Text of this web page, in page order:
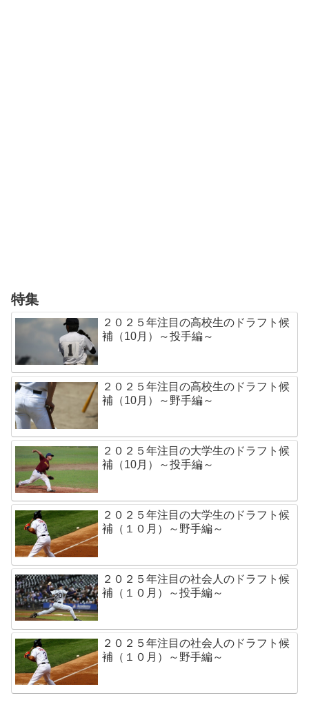
特集
２０２５年注目の高校生のドラフト候
補（10月）～投手編～
２０２５年注目の高校生のドラフト候
補（10月）～野手編～
２０２５年注目の大学生のドラフト候
補（10月）～投手編～
２０２５年注目の大学生のドラフト候
補（１０月）～野手編～
２０２５年注目の社会人のドラフト候
補（１０月）～投手編～
２０２５年注目の社会人のドラフト候
補（１０月）～野手編～